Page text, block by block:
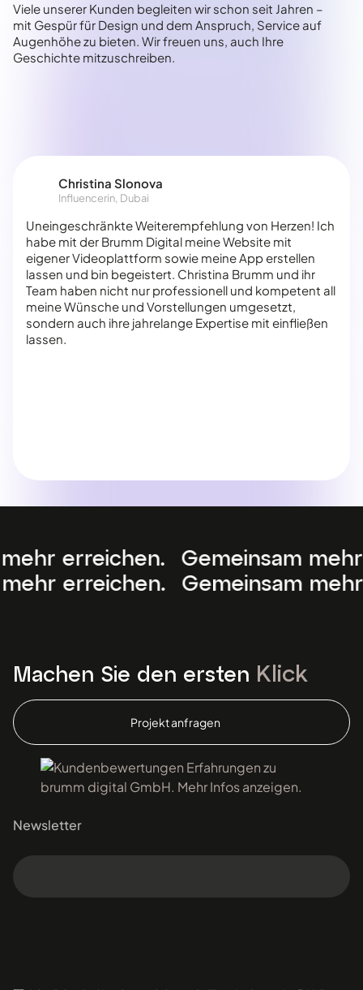
Viele unserer Kunden begleiten wir schon seit Jahren –
mit Gespür für Design und dem Anspruch, Service auf
Augenhöhe zu bieten. Wir freuen uns, auch Ihre
Geschichte mitzuschreiben.
Christina Slonova
Influencerin, Dubai
Uneingeschränkte Weiterempfehlung von Herzen! Ich
habe mit der Brumm Digital meine Website mit
eigener Videoplattform sowie meine App erstellen
lassen und bin begeistert. Christina Brumm und ihr
Team haben nicht nur professionell und kompetent all
meine Wünsche und Vorstellungen umgesetzt,
sondern auch ihre jahrelange Expertise mit einfließen
lassen.
Gemeinsam mehr
mehr erreichen.
Machen Sie den ersten Klick
Projekt anfragen
Newsletter